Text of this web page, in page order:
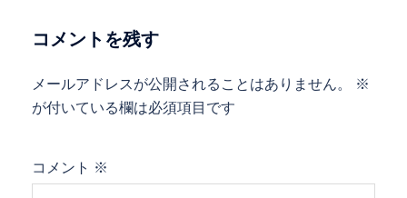
コメントを残す
メールアドレスが公開されることはありません。
※
が付いている欄は必須項目です
コメント ※